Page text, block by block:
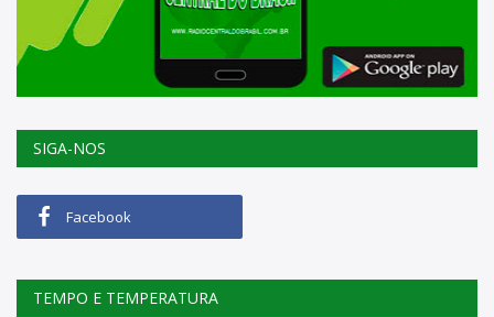
SIGA-NOS
Facebook
TEMPO E TEMPERATURA